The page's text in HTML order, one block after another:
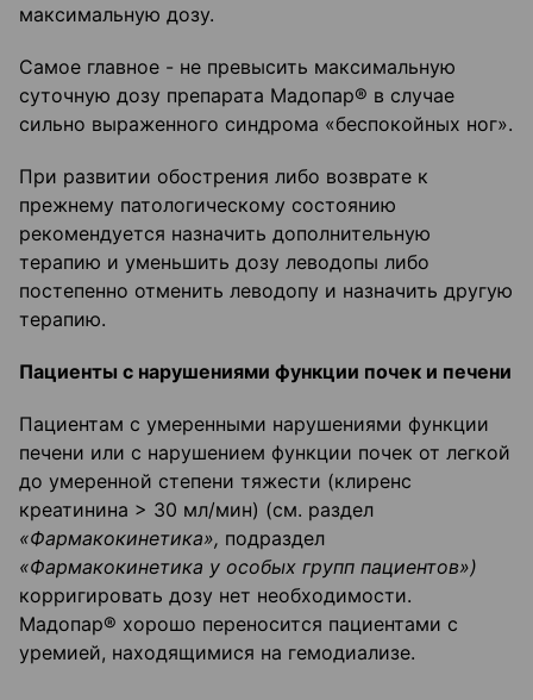
максимальную дозу.
Самое главное - не превысить максимальную
суточную дозу препарата Мадопар® в случае
сильно выраженного синдрома «беспокойных ног».
При развитии обострения либо возврате к
прежнему патологическому состоянию
рекомендуется назначить дополнительную
терапию и уменьшить дозу леводопы либо
постепенно отменить леводопу и назначить другую
терапию.
Пациенты с нарушениями функции почек и печени
Пациентам с умеренными нарушениями функции
печени или с нарушением функции почек от легкой
до умеренной степени тяжести (клиренс
креатинина > 30 мл/мин) (см. раздел
«Фармакокинетика», подраздел
«Фармакокинетика у особых групп пациентов»)
корригировать дозу нет необходимости.
Мадопар® хорошо переносится пациентами с
уремией, находящимися на гемодиализе.